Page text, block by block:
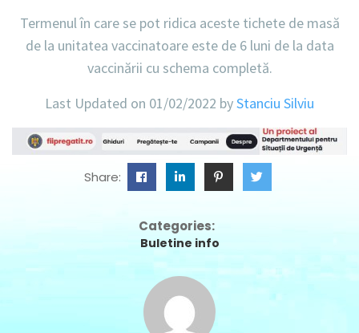
Termenul în care se pot ridica aceste tichete de masă
de la unitatea vaccinatoare este de 6 luni de la data
vaccinării cu schema completă.
Last Updated on 01/02/2022 byStanciu Silviu
Share:
Categories:
Buletine info